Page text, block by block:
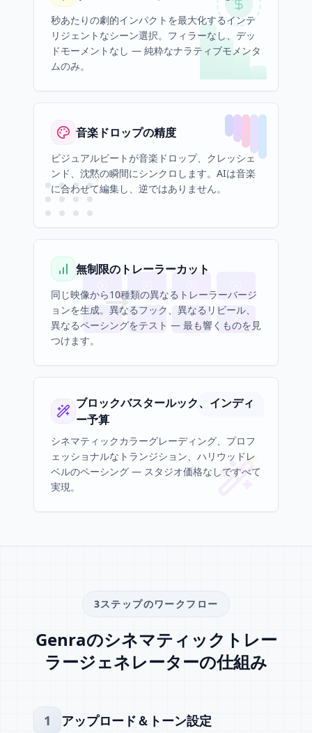
秒あたりの劇的インパクトを最大化するインテ
リジェントなシーン選択。フィラーなし、デッ
ドモーメントなし — 純粋なナラティブモメンタ
ムのみ。
音楽ドロップの精度
ビジュアルビートが音楽ドロップ、クレッシェ
ンド、沈黙の瞬間にシンクロします。AIは音楽
に合わせて編集し、逆ではありません。
無制限のトレーラーカット
同じ映像から10種類の異なるトレーラーバージ
ョンを生成。異なるフック、異なるリビール、
異なるペーシングをテスト — 最も響くものを見
つけます。
ブロックバスタールック、インディ
ー予算
シネマティックカラーグレーディング、プロフ
ェッショナルなトランジション、ハリウッドレ
ベルのペーシング — スタジオ価格なしですべて
実現。
3ステップのワークフロー
Genraのシネマティックトレー
ラージェネレーターの仕組み
1 アップロード＆トーン設定